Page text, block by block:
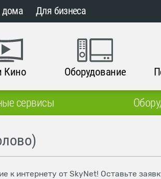
дома Для бизнеса
Кино Оборудование
сервисы
к интернету от SkyNet! Оставьте